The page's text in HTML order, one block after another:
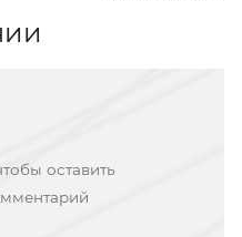
оставить